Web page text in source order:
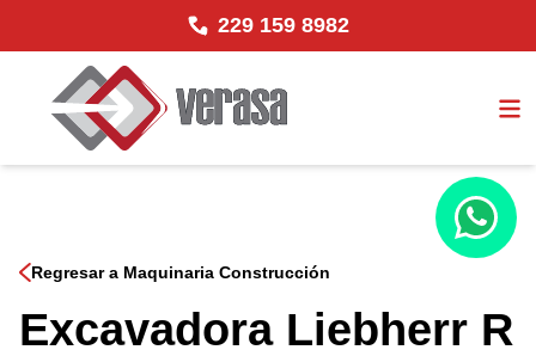
229 159 8982
Regresar a Maquinaria Construcción
Excavadora Liebherr R